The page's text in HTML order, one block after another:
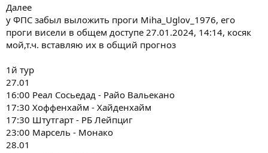
Далее
у ФПС забыл выложить проги Miha_Uglov_1976, его
проги висели в общем доступе 27.01.2024, 14:14, косяк
мой,т.ч. вставляю их в общий прогноз
1й тур
27.01
16:00 Реал Сосьедад - Райо Вальекано
17:30 Хоффенхайм - Хайденхайм
17:30 Штутгарт - РБ Лейпциг
23:00 Марсель - Монако
28.01